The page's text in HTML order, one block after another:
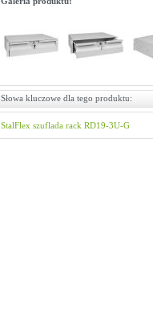
Słowa kluczowe dla tego produktu:
StalFlex szuflada rack RD19-3U-G